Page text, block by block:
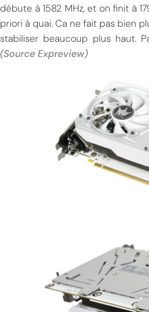
débute à 1582 MHz, et on finit à
priori à quai. Ca ne fait pas bien
stabiliser beaucoup plus haut.
(Source Expreview)